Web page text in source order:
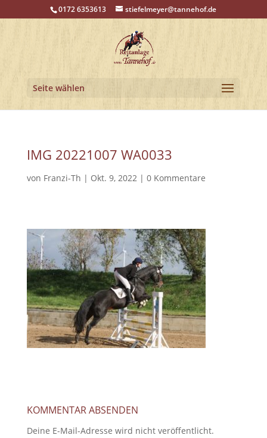
0172 6353613 stiefelmeyer@tannehof.de
Seite wählen
IMG 20221007 WA0033
von Franzi-Th | Okt. 9, 2022| 0 Kommentare
KOMMENTAR ABSENDEN
Deine E-Mail-Adresse wird nicht veröffentlicht.